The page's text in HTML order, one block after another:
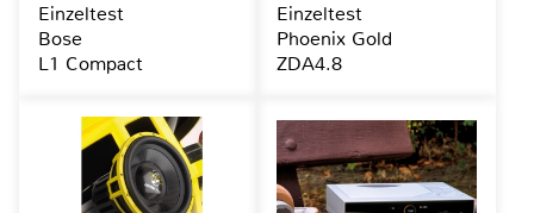
Einzeltest
Bose
L1 Compact
Einzeltest
Phoenix Gold
ZDA4.8